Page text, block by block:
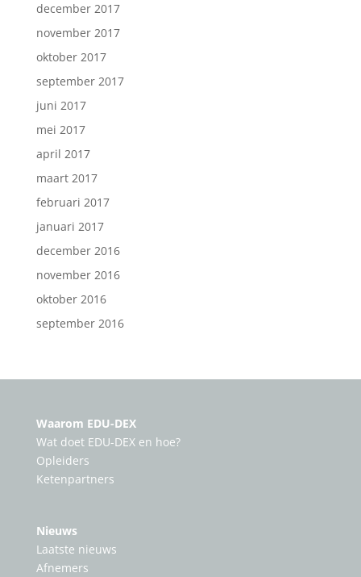
december 2017
november 2017
oktober 2017
september 2017
juni 2017
mei 2017
april 2017
maart 2017
februari 2017
januari 2017
december 2016
november 2016
oktober 2016
september 2016
Waarom EDU-DEX
Wat doet EDU-DEX en hoe?
Opleiders
Ketenpartners
Nieuws
Laatste nieuws
Afnemers